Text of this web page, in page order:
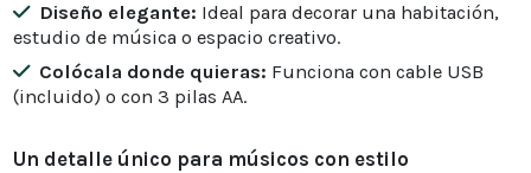
Diseño elegante: Ideal para decorar una habitación,
estudio de música o espacio creativo.
Colócala donde quieras: Funciona con cable USB
(incluido) o con 3 pilas AA.
Un detalle único para músicos con estilo